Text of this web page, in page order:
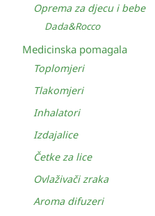
Oprema za djecu i bebe
Dada&Rocco
Medicinska pomagala
Toplomjeri
Tlakomjeri
Inhalatori
Izdajalice
Četke za lice
Ovlaživači zraka
Aroma difuzeri